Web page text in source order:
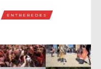
ENTREREDES